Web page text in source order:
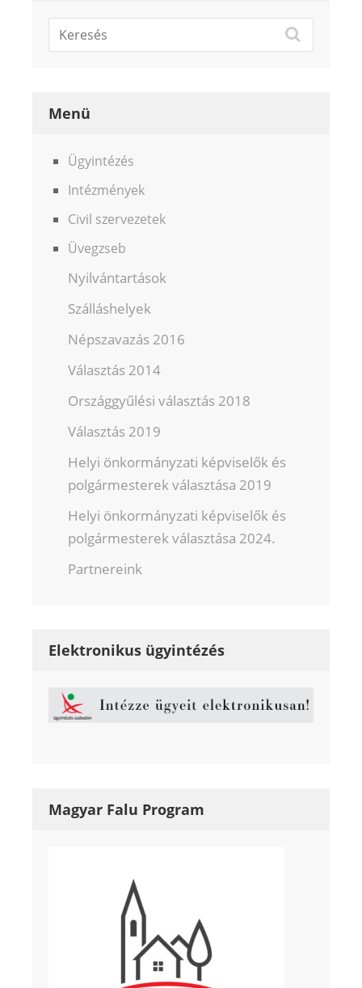
Menü
Ügyintézés
Intézmények
Civil szervezetek
Üvegzseb
Nyilvántartások
Szálláshelyek
Népszavazás 2016
Választás 2014
Országgyűlési választás 2018
Választás 2019
Helyi önkormányzati képviselők és
polgármesterek választása 2019
Helyi önkormányzati képviselők és
polgármesterek választása 2024.
Partnereink
Elektronikus ügyintézés
Magyar Falu Program